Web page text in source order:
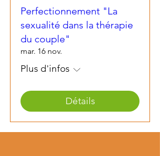
Perfectionnement "La
sexualité dans la thérapie
du couple"
mar. 16 nov.
Plus d'infos
Détails